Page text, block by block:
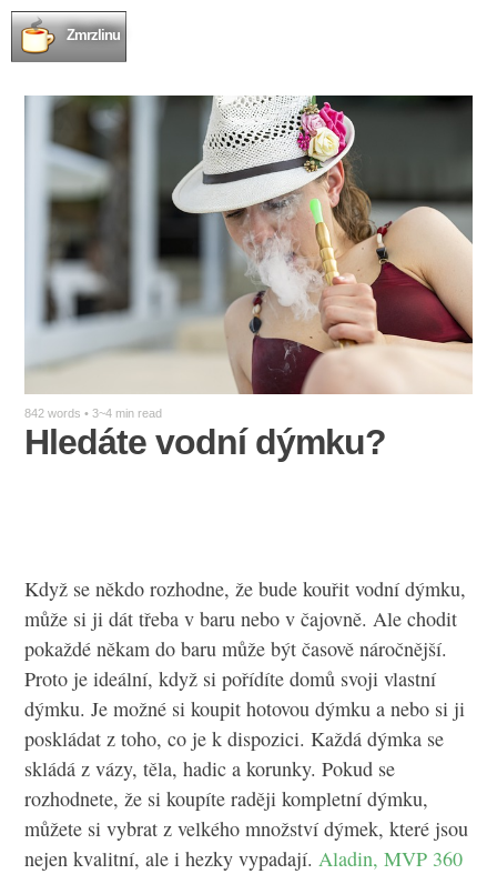
Zmrzlinu
842 words • 3~4 min read
Hledáte vodní dýmku?
Když se někdo rozhodne, že bude kouřit vodní dýmku,
může si ji dát třeba v baru nebo v čajovně. Ale chodit
pokaždé někam do baru může být časově náročnější.
Proto je ideální, když si pořídíte domů svoji vlastní
dýmku. Je možné si koupit hotovou dýmku a nebo si ji
poskládat z toho, co je k dispozici. Každá dýmka se
skládá z vázy, těla, hadic a korunky. Pokud se
rozhodnete, že si koupíte raději kompletní dýmku,
můžete si vybrat z velkého množství dýmek, které jsou
nejen kvalitní, ale i hezky vypadají.Aladin, MVP 360